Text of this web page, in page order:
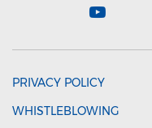
PRIVACY POLICY
WHISTLEBLOWING